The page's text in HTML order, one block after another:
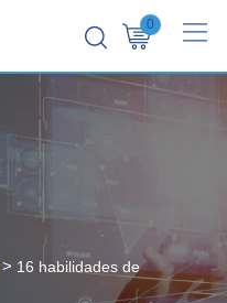
0
> 16 habilidades de